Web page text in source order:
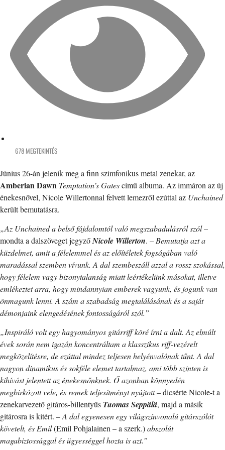
678 MEGTEKINTÉS
Június 26-án jelenik meg a finn szimfonikus metal zenekar, az
Amberian Dawn Temptation’s Gatescímű albuma. Az immáron az új
énekesnővel, Nicole Willertonnal felvett lemezről ezúttal az Unchained
került bemutatásra.
„Az Unchained a belső fájdalomtól való megszabadulásról szól–
mondta a dalszöveget jegyzőNicole Willerton. – Bemutatja azt a
küzdelmet, amit a félelemmel és az előítéletek fogságában való
maradással szemben vívunk. A dal szembeszáll azzal a rossz szokással,
hogy félelem vagy bizonytalanság miatt leértékelünk másokat, illetve
emlékeztet arra, hogy mindannyian emberek vagyunk, és jogunk van
önmagunk lenni. A szám a szabadság megtalálásának és a saját
démonjaink elengedésének fontosságáról szól.”
„Inspiráló volt egy hagyományos gitárriff köré írni a dalt. Az elmúlt
évek során nem igazán koncentráltam a klasszikus riff-vezérelt
megközelítésre, de ezúttal mindez teljesen helyénvalónak tűnt. A dal
nagyon dinamikus és sokféle elemet tartalmaz, ami több szinten is
kihívást jelentett az énekesnőnknek. Ő azonban könnyedén
megbirkózott vele, és remek teljesítményt nyújtott– dicsérte Nicole-t a
zenekarvezető gitáros-billentyűs Tuomas Seppälä, majd a másik
gitárosra is kitért. –A dal egyenesen egy világszínvonalú gitárszólót
követelt, és Emil(Emil Pohjalainen – a szerk.)abszolút
magabiztossággal és ügyességgel hozta is azt.”